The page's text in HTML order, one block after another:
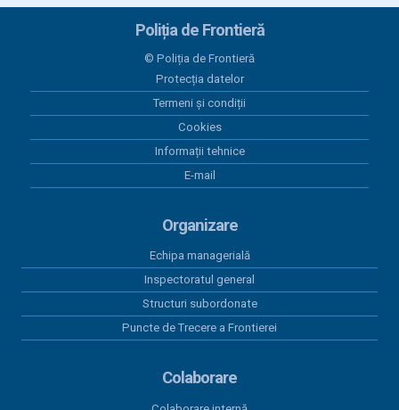
16 decembrie 2025
Actualizare PAAP 2025 (31.10.2025)
15 decembrie 2025
Contracte 2025 - 2
Poliția de Frontieră
© Poliția de Frontieră
Protecția datelor
Termeni și condiții
Cookies
Informații tehnice
E-mail
Organizare
Echipa managerială
Inspectoratul general
Structuri subordonate
Puncte de Trecere a Frontierei
Colaborare